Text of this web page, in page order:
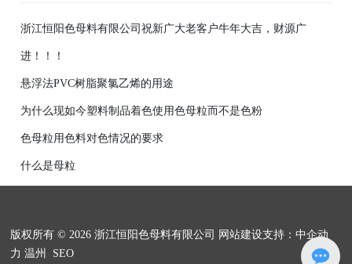
浙江恒阳色母料有限公司祝新广大老客户牛年大吉，财源广
进！！！
悬浮法PVC树脂聚氯乙烯的用途
为什么现如今塑料制品着色使用色母粒而不是色粉
色母粒用色料对色情况的要求
什么是母粒
版权所有 © 2026 浙江恒阳色母料有限公司 网站建设支持：中企动
力 温州 SEO